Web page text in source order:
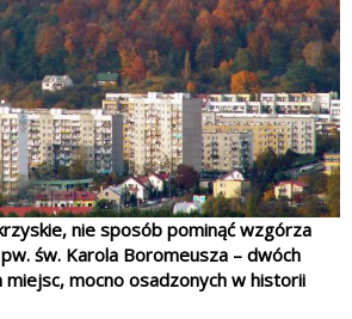
nie sposób pominąć wzgórza
św. Karola Boromeusza – dwóch
miejsc, mocno osadzonych w historii